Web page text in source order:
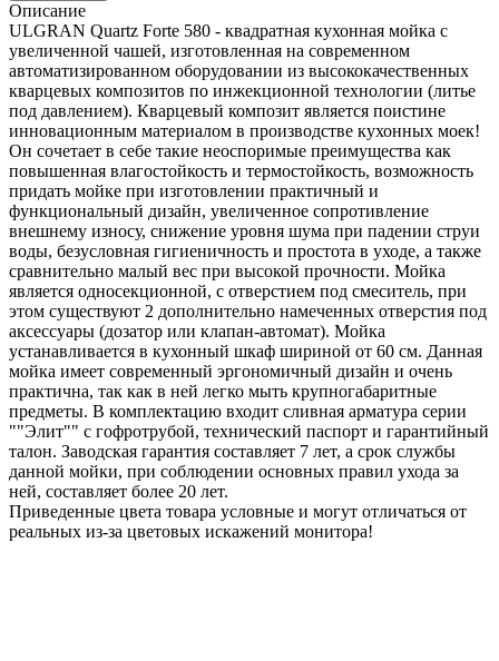
Описание
ULGRAN Quartz Forte 580 - квадратная кухонная мойка с
увеличенной чашей, изготовленная на современном
автоматизированном оборудовании из высококачественных
кварцевых композитов по инжекционной технологии (литье
под давлением). Кварцевый композит является поистине
инновационным материалом в производстве кухонных моек!
Он сочетает в себе такие неоспоримые преимущества как
повышенная влагостойкость и термостойкость, возможность
придать мойке при изготовлении практичный и
функциональный дизайн, увеличенное сопротивление
внешнему износу, снижение уровня шума при падении струи
воды, безусловная гигиеничность и простота в уходе, а также
сравнительно малый вес при высокой прочности. Мойка
является односекционной, с отверстием под смеситель, при
этом существуют 2 дополнительно намеченных отверстия под
аксессуары (дозатор или клапан-автомат). Мойка
устанавливается в кухонный шкаф шириной от 60 см. Данная
мойка имеет современный эргономичный дизайн и очень
практична, так как в ней легко мыть крупногабаритные
предметы. В комплектацию входит сливная арматура серии
""Элит"" с гофротрубой, технический паспорт и гарантийный
талон. Заводская гарантия составляет 7 лет, а срок службы
данной мойки, при соблюдении основных правил ухода за
ней, составляет более 20 лет.
Приведенные цвета товара условные и могут отличаться от
реальных из-за цветовых искажений монитора!